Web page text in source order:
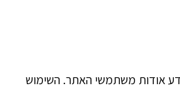
אודות משתמשי האתר. השימוש